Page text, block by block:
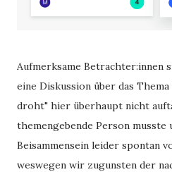
Aufmerksame Betrachter:innen
eine Diskussion über das
droht" hier überhaupt nicht
themengebende Person musste
Beisammensein leider spontan
weswegen wir zugunsten der